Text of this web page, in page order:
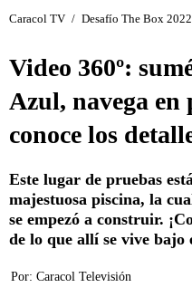
Caracol TV / Desafío The Box 2022
Video 360º:
Azul, navega
conoce los
Este lugar de pruebas
majestuosa piscina, la
se empezó a construir.
de lo que allí se vive bajo
Por: Caracol Televisión